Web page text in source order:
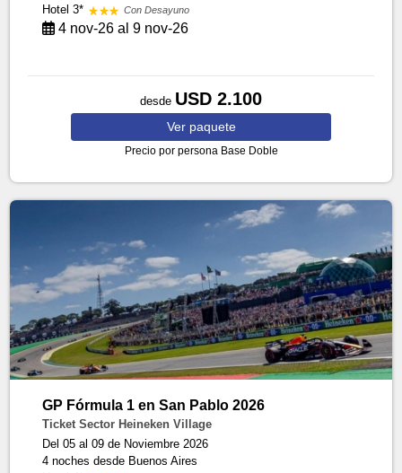
Hotel 3*
Con Desayuno
4 nov-26 al 9 nov-26
desde USD 2.100
Ver paquete
Precio por persona Base Doble
GP Fórmula 1 en San Pablo 2026
Ticket Sector Heineken Village
Del 05 al 09 de Noviembre 2026
4 nochesdesde Buenos Aires